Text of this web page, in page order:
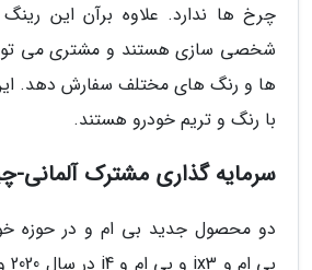
چرخ ها ندارد. علاوه برآن این
شخصی سازی هستند و مشتری می
ها و رنگ های مختلف سفارش دهد. این
با رنگ و تریم خودرو هستند.
سرمایه گذاری مشترک آلمانی-
دو محصول جدید بی ام و در حوزه